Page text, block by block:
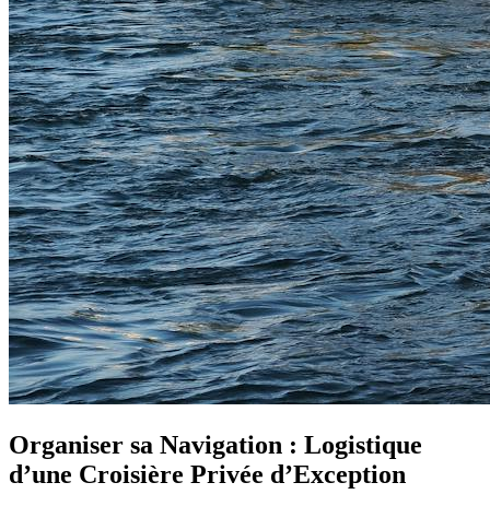
Organiser sa Navigation : Logistique
d’une Croisière Privée d’Exception